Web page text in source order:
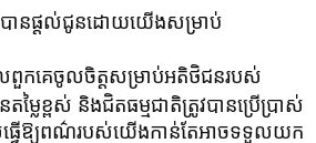
បានផ្តល់ជូនដោយយើងសម្រាប់
ពួកគេចូលចិត្តសម្រាប់អតិថិជនរបស់
ៃខ្ពស់ និងជិតធម្មជាតិត្រូវបានប្រើប្រាស់
វើឱ្យពណ៌របស់យើងកាន់តែអាចទទួលយក